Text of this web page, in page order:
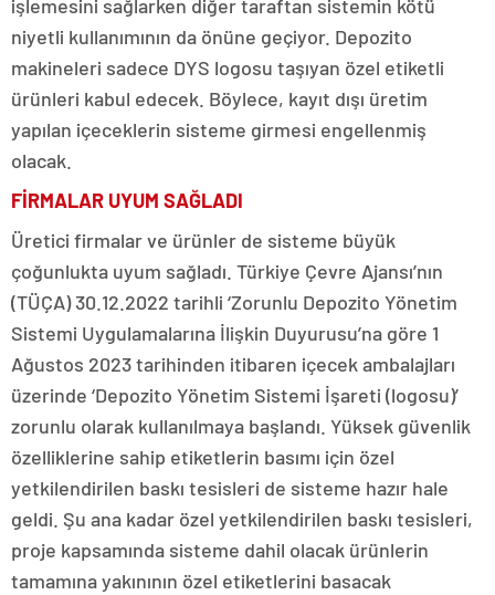
işlemesini sağlarken diğer taraftan sistemin kötü
niyetli kullanımının da önüne geçiyor. Depozito
makineleri sadece DYS logosu taşıyan özel etiketli
ürünleri kabul edecek. Böylece, kayıt dışı üretim
yapılan içeceklerin sisteme girmesi engellenmiş
olacak.
FİRMALAR UYUM SAĞLADI
Üretici firmalar ve ürünler de sisteme büyük
çoğunlukta uyum sağladı. Türkiye Çevre Ajansı’nın
(TÜÇA) 30.12.2022 tarihli ‘Zorunlu Depozito Yönetim
Sistemi Uygulamalarına İlişkin Duyurusu’na göre 1
Ağustos 2023 tarihinden itibaren içecek ambalajları
üzerinde ‘Depozito Yönetim Sistemi İşareti (logosu)’
zorunlu olarak kullanılmaya başlandı. Yüksek güvenlik
özelliklerine sahip etiketlerin basımı için özel
yetkilendirilen baskı tesisleri de sisteme hazır hale
geldi. Şu ana kadar özel yetkilendirilen baskı tesisleri,
proje kapsamında sisteme dahil olacak ürünlerin
tamamına yakınının özel etiketlerini basacak